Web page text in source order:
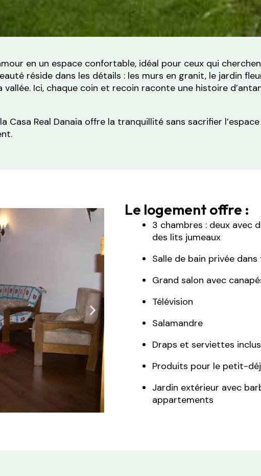
en un espace confortable, idéal pour ceux qui
réside dans les détails : les murs en granit, le jardin
Ici, chaque coin et recoin raconte une histoire
Casa Real Danaia offre la tranquillité sans sacrifier
Le logement offre :
3 chambres : deux avec
des lits jumeaux
Salle de bain privée
Grand salon avec
Télévision
Salamandre
Draps et serviettes inclus
Produits pour le petit-
Jardin extérieur avec
appartements